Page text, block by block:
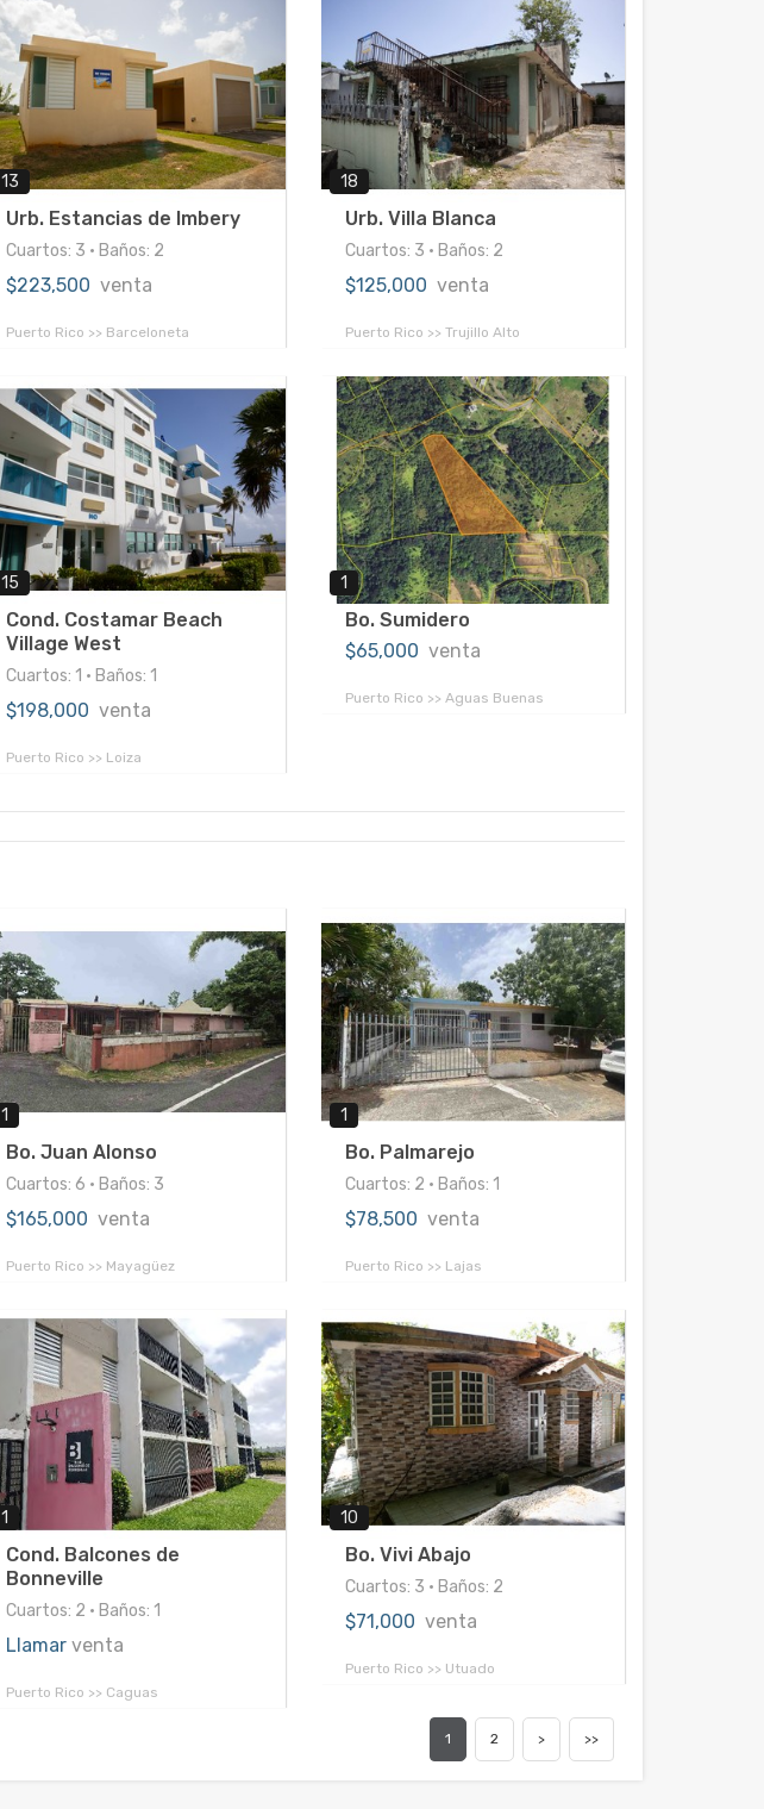
13
Urb. Estancias de Imbery
Cuartos: 3 • Baños: 2
$223,500 venta
Puerto Rico >> Barceloneta
18
Urb. Villa Blanca
Cuartos: 3 • Baños: 2
$125,000 venta
Puerto Rico >> Trujillo Alto
15
Cond. Costamar Beach
Village West
Cuartos: 1 • Baños: 1
$198,000 venta
Puerto Rico >> Loiza
1
Bo. Sumidero
$65,000 venta
Puerto Rico >> Aguas Buenas
1
Bo. Juan Alonso
Cuartos: 6 • Baños: 3
$165,000 venta
Puerto Rico >> Mayagüez
1
Bo. Palmarejo
Cuartos: 2 • Baños: 1
$78,500 venta
Puerto Rico >> Lajas
1
Cond. Balcones de
Bonneville
Cuartos: 2 • Baños: 1
Llamar venta
Puerto Rico >> Caguas
10
Bo. Vivi Abajo
Cuartos: 3 • Baños: 2
$71,000 venta
Puerto Rico >> Utuado
1 2 > >>